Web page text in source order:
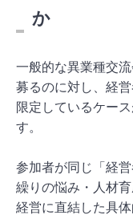
か
一般的な異業種交
募るのに対し、経
限定しているケー
す。
参加者が同じ「経
繰りの悩み・人材
経営に直結した具